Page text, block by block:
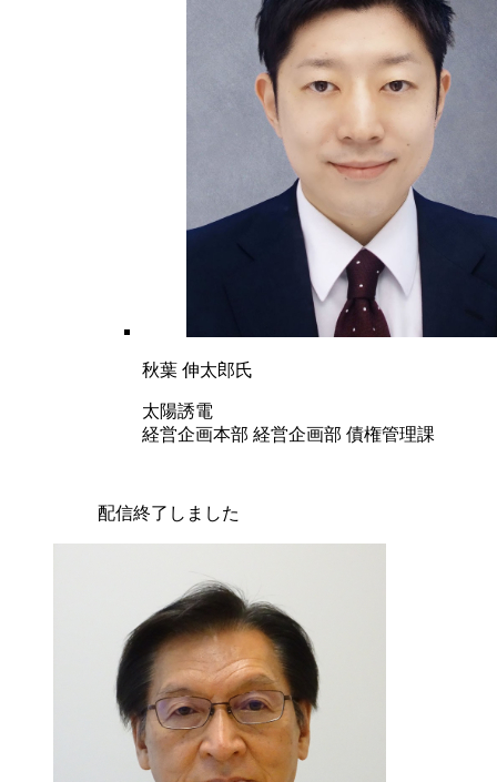
秋葉 伸太郎氏
太陽誘電
経営企画本部 経営企画部 債権管理課
配信終了しました